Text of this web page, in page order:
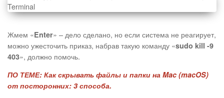
Жмем «Enter» – дело сделано, но если система не реагирует,
можно ужесточить приказ, набрав такую команду «sudo kill -9
403», должно помочь.
ПО ТЕМЕ: Как скрывать файлы и папки на Mac (macOS)
от посторонних: 3 способа.